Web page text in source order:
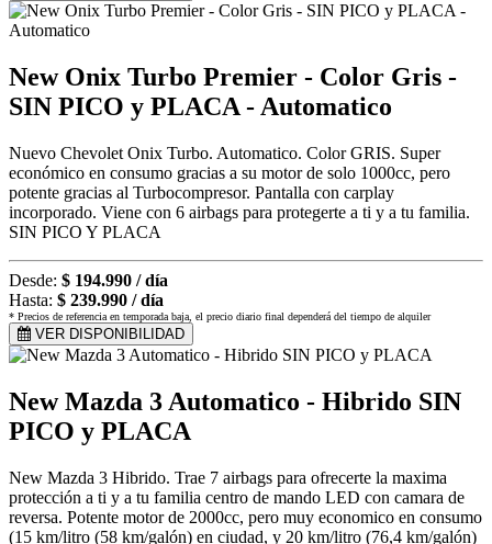
New Onix Turbo Premier - Color Gris -
SIN PICO y PLACA - Automatico
Nuevo Chevolet Onix Turbo. Automatico. Color GRIS. Super
económico en consumo gracias a su motor de solo 1000cc, pero
potente gracias al Turbocompresor. Pantalla con carplay
incorporado. Viene con 6 airbags para protegerte a ti y a tu familia.
SIN PICO Y PLACA
Desde: $ 194.990 / día
Hasta: $ 239.990 / día
* Precios de referencia en temporada baja, el precio diario final dependerá del tiempo de alquiler
VER DISPONIBILIDAD
New Mazda 3 Automatico - Hibrido SIN
PICO y PLACA
New Mazda 3 Hibrido. Trae 7 airbags para ofrecerte la maxima
protección a ti y a tu familia centro de mando LED con camara de
reversa. Potente motor de 2000cc, pero muy economico en consumo
(15 km/litro (58 km/galón) en ciudad, y 20 km/litro (76,4 km/galón)